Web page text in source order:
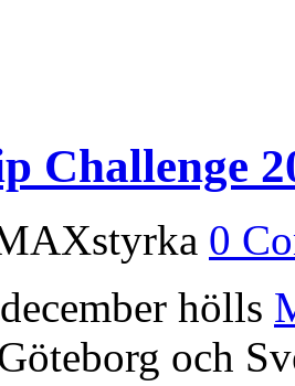
Challenge
0
hölls
och